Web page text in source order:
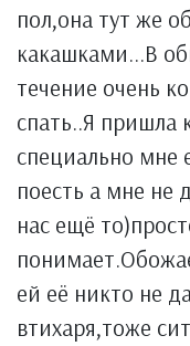
пол,она тут же
какашками...В
течение очень
спать..Я пришла
специально мне
поесть а мне не
нас ещё
ей её никто не
втихаря,тоже